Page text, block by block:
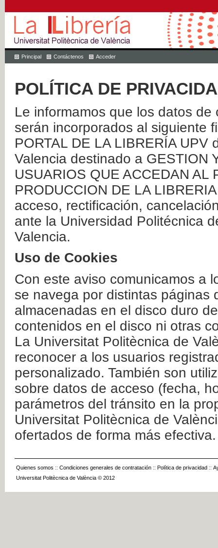
Principal Contáctenos Acceder
POLÍTICA DE
Le informamos que los datos
serán incorporados al siguiente
PORTAL DE LA LIBRERÍA
Valencia destinado a GESTION
USUARIOS QUE ACCEDAN AL
PRODUCCION DE LA
acceso, rectificación,
ante la Universidad Politécnica
Valencia.
Uso de Cookies
Con este aviso comunicamos a
se navega por distintas páginas
almacenadas en el disco duro
contenidos en el disco ni otras
La Universitat Politècnica de
reconocer a los usuarios
personalizado. También son
sobre datos de acceso (fecha,
parámetros del tránsito en la
Universitat Politècnica de
ofertados de forma más efectiva.
Quienes somos :: Condiciones generales de contratación :: Política de privacidad ::
Universitat Politècnica de València © 2012